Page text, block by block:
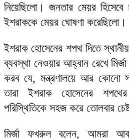
নিয়েছিলো। জনতার মেয়র হিসেবে
ইশরাককে মেয়র ঘোষণা করেছিলো।
ইশরাক হোসেনের শপথ দিতে
ব্যবস্থা নেওয়ার আহ্বান রেখে
করব যে, মন্ত্রণালয়ে আর কোনো
তারা ইশরাক হোসেনের
পরিস্থিতিকে সহজ করে তোলবার
মির্জা ফখরুল বলেন, আমরা